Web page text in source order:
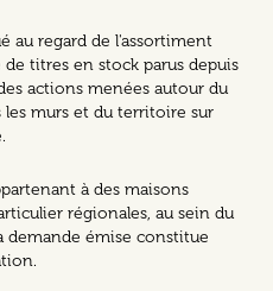
au regard de l'assortiment
de titres en stock parus depuis
actions menées autour du
les murs et du territoire sur
à des maisons
régionales, au sein du
demande émise constitue